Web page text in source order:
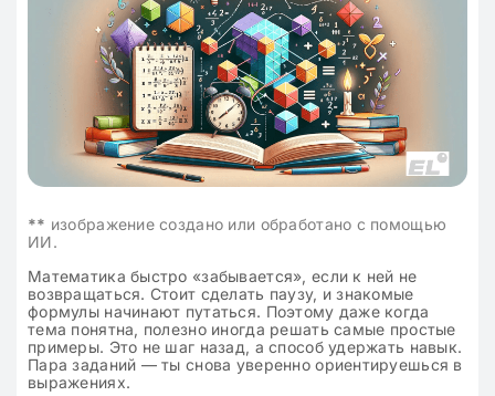
** изображение создано или обработано с помощью
ИИ.
Математика быстро «забывается», если к ней не
возвращаться. Стоит сделать паузу, и знакомые
формулы начинают путаться. Поэтому даже когда
тема понятна, полезно иногда решать самые простые
примеры. Это не шаг назад, а способ удержать навык.
Пара заданий — ты снова уверенно ориентируешься в
выражениях.